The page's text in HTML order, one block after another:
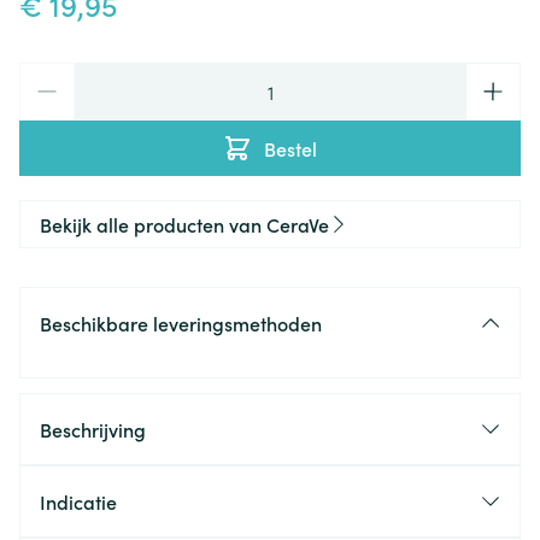
Bestel
Bekijk alle producten van CeraVe
Beschikbare leveringsmethoden
Beschrijving
Indicatie